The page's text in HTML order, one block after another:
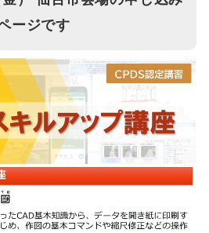
ージです